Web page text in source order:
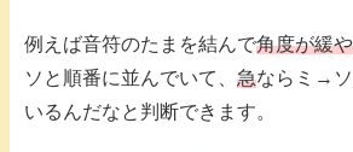
例えば音符のたまを結んで角度が緩
ソと順番に並んでいて、 急ならミ→
いるんだなと判断できます。